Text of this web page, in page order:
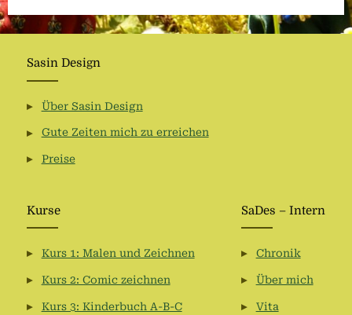
Sasin Design
Über Sasin Design
Gute Zeiten mich zu erreichen
Preise
Kurse
Kurs 1: Malen und Zeichnen
Kurs 2: Comic zeichnen
Kurs 3: Kinderbuch A-B-C
SaDes – Intern
Chronik
Über mich
Vita